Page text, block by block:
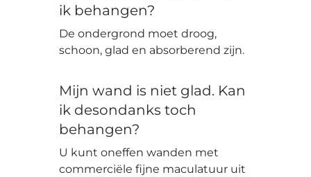
ik behangen?
De ondergrond moet droog,
schoon, glad en absorberend zijn.
Mijn wand is niet glad. Kan
ik desondanks toch
behangen?
U kunt oneffen wanden met
commerciële fijne maculatuur uit